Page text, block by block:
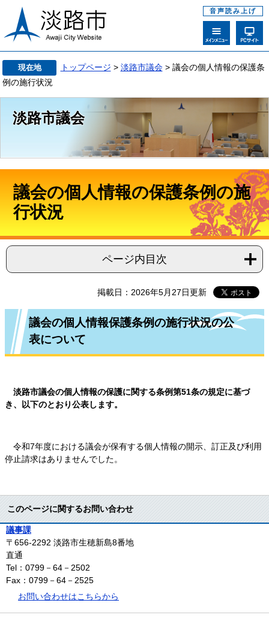
音声読み上げ
現在地 トップページ > 淡路市議会> 議会の個人情報の保護条
例の施行状況
淡路市議会
議会の個人情報の保護条例の施
行状況
ページ内目次
掲載日：2026年5月27日更新
議会の個人情報保護条例の施行状況の公
表について
淡路市議会の個人情報の保護に関する条例第51条の規定に基づ
き、以下のとおり公表します。
令和7年度における議会が保有する個人情報の開示、訂正及び利用
停止請求はありませんでした。
このページに関するお問い合わせ
議事課
〒656-2292 淡路市生穂新島8番地
直通
Tel：0799－64－2502
Fax：0799－64－2525
お問い合わせはこちらから